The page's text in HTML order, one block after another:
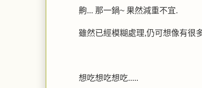
齁... 那一鍋~ 果然減重不宜.
雖然已經模糊處理,仍可想像有很
想吃想吃想吃.....